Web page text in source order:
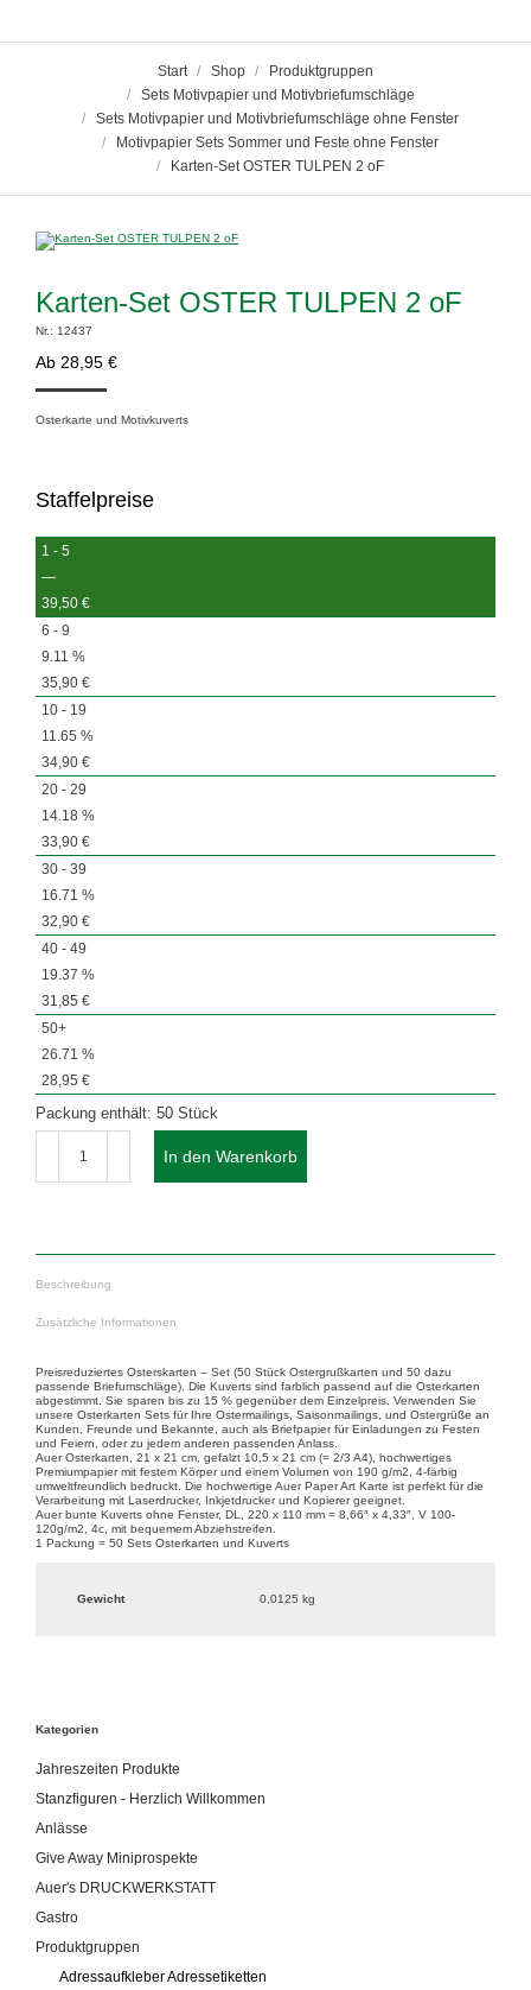
Start Shop
Produktgruppen
Sets Motivpapier und Motivbriefumschläge
Sets Motivpapier und Motivbriefumschläge ohne Fenster
Motivpapier Sets Sommer und Feste ohne Fenster
Karten-Set OSTER TULPEN 2 oF
Karten-Set OSTER TULPEN 2 oF
Nr.: 12437
Ab 28,95 €
Osterkarte und Motivkuverts
Staffelpreise
1 - 5
—
39,50 €
6 - 9
9.11 %
35,90 €
10 - 19
11.65 %
34,90 €
20 - 29
14.18 %
33,90 €
30 - 39
16.71 %
32,90 €
40 - 49
19.37 %
31,85 €
50+
26.71 %
28,95 €
Packung enthält: 50 Stück
Karten-
In den Warenkorb
Beschreibung
Zusätzliche Informationen
Preisreduziertes Osterskarten – Set (50 Stück Ostergrußkarten und 50 dazu
passende Briefumschläge). Die Kuverts sind farblich passend auf die Osterkarten
abgestimmt. Sie sparen bis zu 15 % gegenüber dem Einzelpreis. Verwenden Sie
unsere Osterkarten Sets für Ihre Ostermailings, Saisonmailings, und Ostergrüße an
Kunden, Freunde und Bekannte, auch als Briefpapier für Einladungen zu Festen
und Feiern, oder zu jedem anderen passenden Anlass.
Auer Osterkarten, 21 x 21 cm, gefalzt 10,5 x 21 cm (= 2/3 A4), hochwertiges
Premiumpapier mit festem Körper und einem Volumen von 190 g/m2, 4-färbig
umweltfreundlich bedruckt. Die hochwertige Auer Paper Art Karte ist perfekt für die
Verarbeitung mit Laserdrucker, Inkjetdrucker und Kopierer geeignet.
Auer bunte Kuverts ohne Fenster, DL, 220 x 110 mm = 8,66″ x 4,33″, V 100-
120g/m2, 4c, mit bequemem Abziehstreifen.
1 Packung = 50 Sets Osterkarten und Kuverts
Gewicht 0,0125 kg
Kategorien
Jahreszeiten Produkte
Stanzfiguren - Herzlich Willkommen
Anlässe
Give Away Miniprospekte
Auer's DRUCKWERKSTATT
Gastro
Produktgruppen
Adressaufkleber Adressetiketten